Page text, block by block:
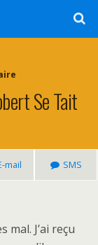
Se Tait
mail SMS
J’ai reçu